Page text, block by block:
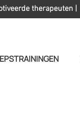
therapeuten |